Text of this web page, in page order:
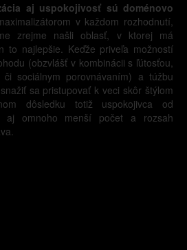
aj uspokojivosť sú doménovo
v každom rozhodnutí,
zrejme našli oblasť, v ktorej má
to najlepšie. Keďže priveľa možností
(obzvlášť v kombinácii s ľútosťou,
sociálnym porovnávaním) a túžbu
sa pristupovať k veci skôr štýlom
dôsledku totiž uspokojivca od
aj omnoho menší počet a rozsah